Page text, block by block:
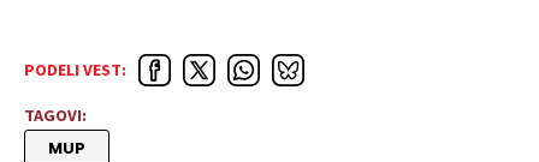
PODELI VEST:
TAGOVI:
MUP